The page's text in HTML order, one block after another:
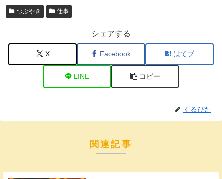
つぶやき 仕事
シェアする
X Facebook はてブ
LINE コピー
くるぴた
関連記事